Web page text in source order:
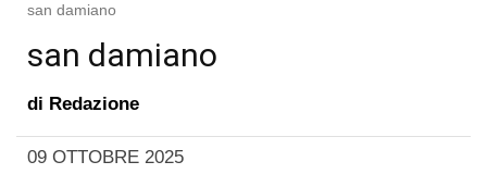
san damiano
san damiano
di Redazione
09 OTTOBRE 2025